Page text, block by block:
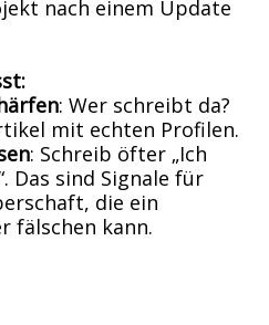
nach einem Update
: Wer schreibt da?
mit echten Profilen.
: Schreib öfter „Ich
Das sind Signale für
die ein
fälschen kann.